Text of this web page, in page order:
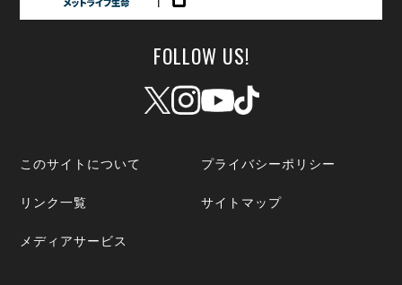
FOLLOW US!
このサイトについて プライバシーポリシー
リンク一覧 サイトマップ
メディアサービス